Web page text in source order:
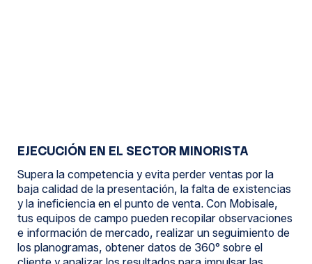
EJECUCIÓN EN EL SECTOR MINORISTA
Supera la competencia y evita perder ventas por la
baja calidad de la presentación, la falta de existencias
y la ineficiencia en el punto de venta. Con Mobisale,
tus equipos de campo pueden recopilar observaciones
e información de mercado, realizar un seguimiento de
los planogramas, obtener datos de 360° sobre el